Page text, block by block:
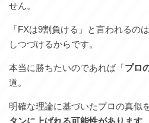
せん。
「FXは9割負ける」と言われるの
しつづけるからです。
本当に勝ちたいのであれば「プロ
道。
明確な理論に基づいたプロの真似